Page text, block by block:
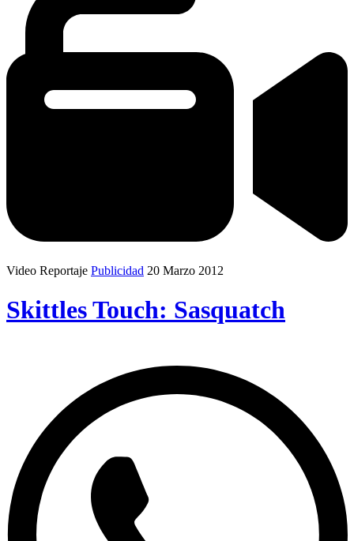
Video Reportaje Publicidad 20 Marzo 2012
Skittles Touch: Sasquatch